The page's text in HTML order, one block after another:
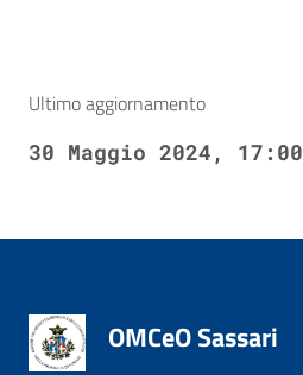
Ultimo aggiornamento
30 Maggio 2024, 17:00
OMCeO Sassari